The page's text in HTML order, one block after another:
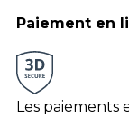
Paiement en
Les paiements